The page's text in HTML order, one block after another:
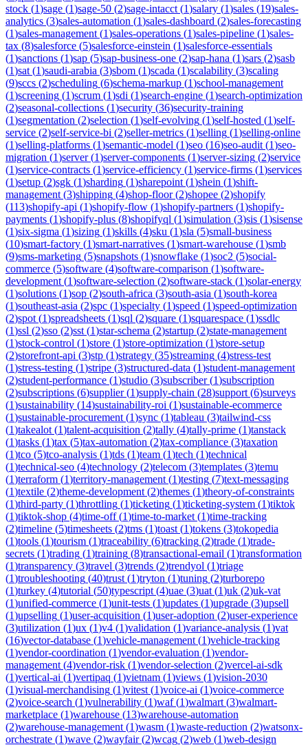
stock (1)sage (1)sage-50 (2)sage-intacct (1)salary (1)sales (19)sales-
analytics (3)sales-automation (1)sales-dashboard (2)sales-forecasting
(1)sales-management (1)sales-operations (1)sales-pipeline (1)sales-
tax (8)salesforce (5)salesforce-einstein (1)salesforce-essentials
(1)sanctions (1)sap (5)sap-business-one (2)sap-hana (1)sars (2)sasb
(1)sat (1)saudi-arabia (3)sbom (1)scada (1)scalability (3)scaling
(9)sccs (2)scheduling (6)schema-markup (1)school-management
(1)screening (1)scrum (1)sdi (1)search-engine (1)search-optimization
(2)seasonal-collections (1)security (36)security-training
(1)segmentation (2)selection (1)self-evolving (1)self-hosted (1)self-
service (2)self-service-bi (2)seller-metrics (1)selling (1)selling-online
(1)selling-platforms (1)semantic-model (1)seo (16)seo-audit (1)seo-
migration (1)server(1)server-components (1)server-sizing (2)service
(1)service-contracts (1)service-efficiency (1)service-firms (1)services
(1)setup (2)sgk (1)sharding (1)sharepoint (1)shein (1)shift-
management (3)shipping (4)shop-floor(2)shopee (2)shopify
(113)shopify-api (1)shopify-flow (1)shopify-partners (1)shopify-
payments (1)shopify-plus (8)shopifyql (1)simulation (3)sis (1)sisense
(1)six-sigma (1)sizing (1)skills (4)sku (1)sla (5)small-business
(10)smart-factory (1)smart-narratives (1)smart-warehouse (1)smb
(9)sms-marketing (5)snapshots (1)snowflake (1)soc2 (5)social-
commerce (5)software (4)software-comparison (1)software-
development (1)software-selection (2)software-stack (1)solar-energy
(1)solutions (1)sop (2)south-africa (3)south-asia (1)south-korea
(1)southeast-asia (2)spc (1)specialty (1)speed (1)speed-optimization
(2)spot (1)spreadsheets (1)sql (2)square (1)squarespace (1)ssdlc
(1)ssl (2)sso (2)sst (1)star-schema (2)startup (2)state-management
(1)stock-control (1)store (1)store-optimization (1)store-setup
(2)storefront-api (3)stp (1)strategy (35)streaming (4)stress-test
(1)stress-testing (1)stripe (3)structured-data (1)student-management
(2)student-performance (1)studio (3)subscriber(1)subscription
(2)subscriptions (6)supplier(1)supply-chain (28)support (6)surveys
(1)sustainability (14)sustainability-roi (1)sustainable-ecommerce
(1)sustainable-procurement (1)sync (1)tableau (3)tailwind-css
(1)takealot (1)talent-acquisition (2)tally (4)tally-prime (1)tanstack
(1)tasks (1)tax (5)tax-automation (2)tax-compliance (3)taxation
(1)tco (5)tco-analysis (1)tds (1)team (1)tech (1)technical
(1)technical-seo (4)technology (2)telecom (3)templates (3)temu
(1)terraform (1)territory-management (1)testing (7)text-messaging
(1)textile (2)theme-development (2)themes (1)theory-of-constraints
(1)third-party (1)throttling (1)ticketing (1)ticketing-system (1)tiktok
(1)tiktok-shop (4)time-off(1)time-to-market (1)time-tracking
(2)timeline (5)timesheets (2)tms (1)toast (1)tokens (3)tokopedia
(1)tools (1)tourism (1)traceability (6)tracking (2)trade (1)trade-
secrets (1)trading (1)training (8)transactional-email (1)transformation
(1)transparency (3)travel (3)trends (2)trendyol (1)triage
(1)troubleshooting (40)trust (1)tryton (1)tuning (2)turborepo
(1)turkey (4)tutorial (50)typescript (4)uae (3)uat (1)uk (2)uk-vat
(1)unified-commerce (1)unit-tests (1)updates (1)upgrade (3)upsell
(1)upselling (1)user-acquisition (1)user-adoption (2)user-experience
(3)utilization (1)ux (1)v4 (1)validation (1)variance-analysis (1)vat
(16)vector-database (1)vehicle-management (1)vehicle-tracking
(1)vendor-coordination (1)vendor-evaluation (1)vendor-
management (4)vendor-risk (1)vendor-selection (2)vercel-ai-sdk
(1)vertical-ai (1)vertipaq (1)vietnam (1)views (1)vision-2030
(1)visual-merchandising (1)vitest (1)voice-ai (1)voice-commerce
(2)voice-search (1)vulnerability (1)waf(1)walmart (3)walmart-
marketplace (1)warehouse (13)warehouse-automation
(2)warehouse-management (1)wasm (1)waste-reduction (2)watsonx-
orchestrate (1)wave (2)wayfair(2)wcag (2)web (1)web-design